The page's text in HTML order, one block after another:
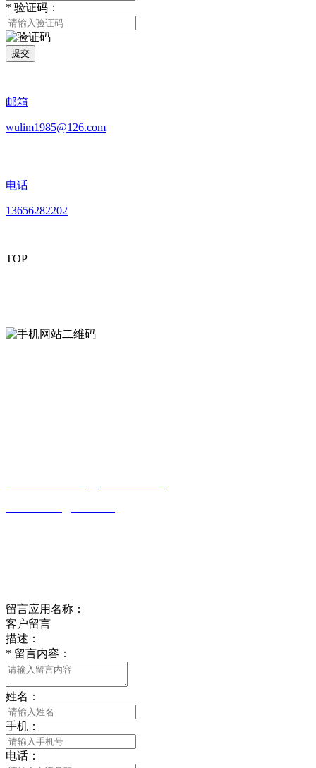
* 验证码：
提交
邮箱
wulim1985@126.com
电话
13656282202
TOP
留言应用名称：
客户留言
描述：
* 留言内容：
姓名：
手机：
电话：